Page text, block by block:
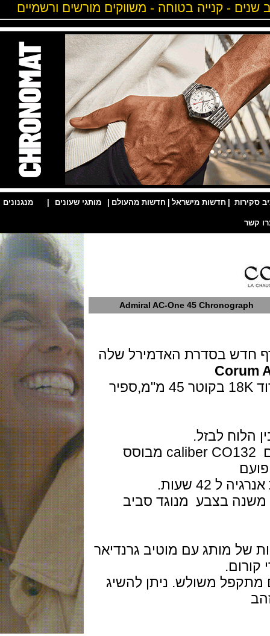
- קנייה בטוחה - משווקים מורשים ורשמיים
| חדשות מישראל | חדשות מהעולם | מותגי שעונים | מנגנונים |
Admiral AC-One 45
בסדרת האדמירל שלה
השעון זמים בגרסת טיטניום או זהב ורוד 18K בקוטר 45 מ"מ,ספיר
לבזל.
המנגנון מכני אוטומטי של Corum דגם caliber CO132 מבוסס
בצבע מנוגד סביב
של מותג עם מוטיב גרנדיאר
משולש. ניתן להשיג